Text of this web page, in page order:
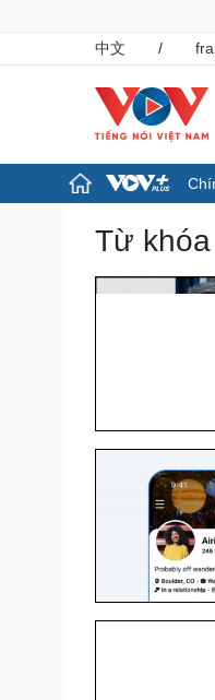
中文
/
Chính trị
Tổ chức nhân
Tư vấn luật
Từ